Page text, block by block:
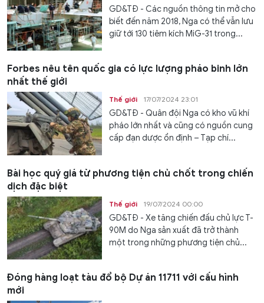
GD&TĐ - Các nguồn thông tin mở cho
biết đến năm 2018, Nga có thể vẫn lưu
giữ tới 130 tiêm kích MiG-31 trong...
Forbes nêu tên quốc gia có lực lượng pháo binh lớn
nhất thế giới
Thế giới 17/07/2024 23:01
GD&TĐ - Quân đội Nga có kho vũ khí
pháo lớn nhất và cũng có nguồn cung
cấp đạn dược ổn định – Tạp chí...
Bài học quý giá từ phương tiện chủ chốt trong chiến
dịch đặc biệt
Thế giới 19/07/2024 00:00
GD&TĐ - Xe tăng chiến đấu chủ lực T-
90M do Nga sản xuất đã trở thành
một trong những phương tiện chủ...
Đóng hàng loạt tàu đổ bộ Dự án 11711 với cấu hình
mới